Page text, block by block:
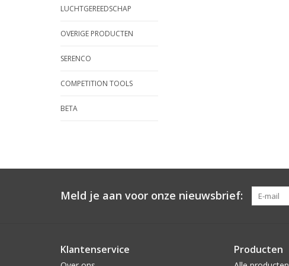
LUCHTGEREEDSCHAP
OVERIGE PRODUCTEN
SERENCO
COMPETITION TOOLS
BETA
Meld je aan voor onze nieuwsbrief:
Klantenservice Producten